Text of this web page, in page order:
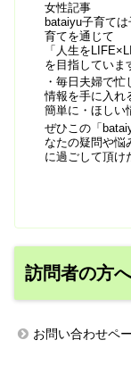
女性記事
bataiyu子育て
育てを通じて
「人生を
を目指していま
・毎日夫婦で
情報を手に入れ
簡単に・ほしい
ぜひこの「
なたの疑問や悩
に過ごして頂け
訪問者の方へ
お問い合わせペ